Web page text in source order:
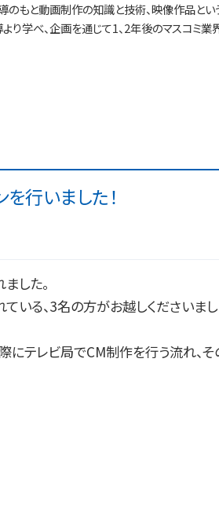
のもと動画制作の知識と技術、映像作品と
り学べ、企画を通じて1、2年後のマスコミ業
行いました！
した。
いる、3名の方がお越しくださいまし
にテレビ局でCM制作を行う流れ、